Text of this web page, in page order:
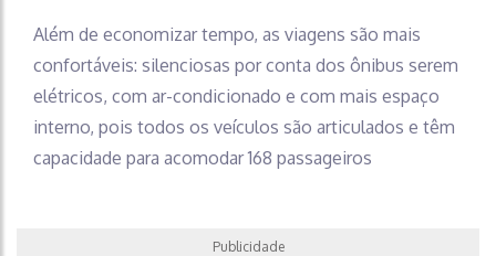
Além de economizar tempo, as viagens são mais
confortáveis: silenciosas por conta dos ônibus serem
elétricos, com ar-condicionado e com mais espaço
interno, pois todos os veículos são articulados e têm
capacidade para acomodar 168 passageiros
Publicidade